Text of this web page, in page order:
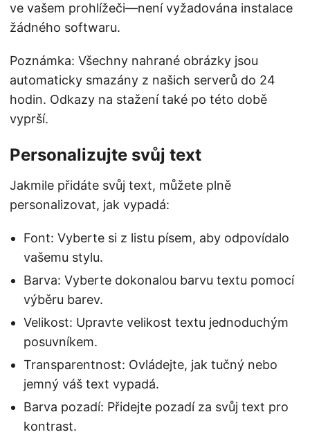
ve vašem prohlížeči—není vyžadována instalace
žádného softwaru.
Poznámka: Všechny nahrané obrázky jsou
automaticky smazány z našich serverů do 24
hodin. Odkazy na stažení také po této době
vyprší.
Personalizujte svůj text
Jakmile přidáte svůj text, můžete plně
personalizovat, jak vypadá:
Font: Vyberte si z listu písem, aby odpovídalo
vašemu stylu.
Barva: Vyberte dokonalou barvu textu pomocí
výběru barev.
Velikost: Upravte velikost textu jednoduchým
posuvníkem.
Transparentnost: Ovládejte, jak tučný nebo
jemný váš text vypadá.
Barva pozadí: Přidejte pozadí za svůj text pro
kontrast.